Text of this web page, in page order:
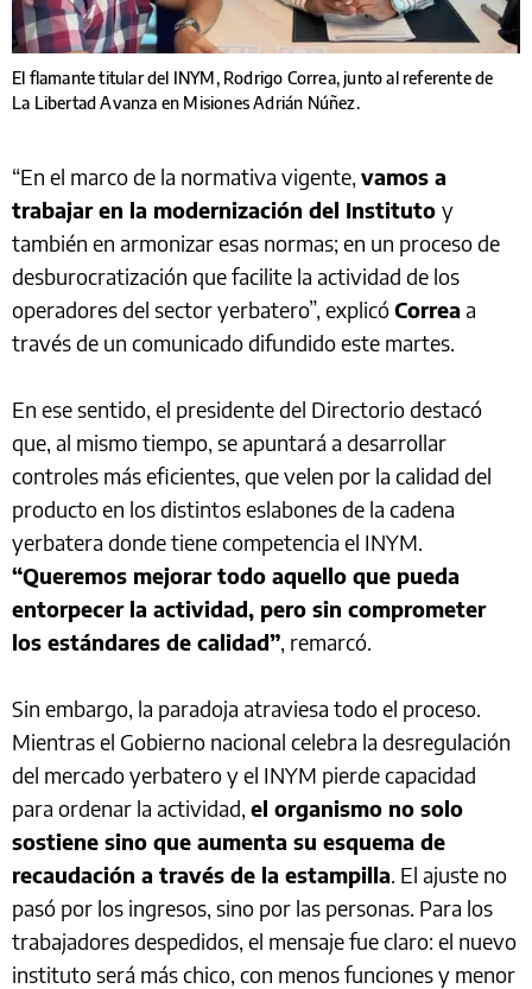
El flamante titular del INYM, Rodrigo Correa, junto al referente de
La Libertad Avanza en Misiones Adrián Núñez.
“En el marco de la normativa vigente, vamos a
trabajar en la modernización del Instituto y
también en armonizar esas normas; en un proceso de
desburocratización que facilite la actividad de los
operadores del sector yerbatero”, explicóCorrea a
través de un comunicado difundido este martes.
En ese sentido, el presidente del Directorio destacó
que, al mismo tiempo, se apuntará a desarrollar
controles más eficientes, que velen por la calidad del
producto en los distintos eslabones de la cadena
yerbatera donde tiene competencia el INYM.
“Queremos mejorar todo aquello que pueda
entorpecer la actividad, pero sin comprometer
los estándares de calidad” , remarcó.
Sin embargo, la paradoja atraviesa todo el proceso.
Mientras el Gobierno nacional celebra la desregulación
del mercado yerbatero y el INYM pierde capacidad
para ordenar la actividad, el organismo no solo
sostiene sino que aumenta su esquema de
recaudación a través de la estampilla . El ajuste no
pasó por los ingresos, sino por las personas. Para los
trabajadores despedidos, el mensaje fue claro: el nuevo
instituto será más chico, con menos funciones y menor